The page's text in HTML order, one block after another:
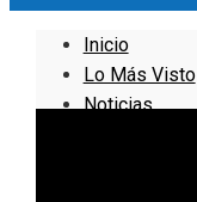
Inicio
Lo Más Visto
Noticias